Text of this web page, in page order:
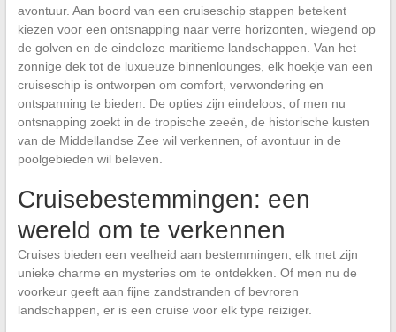
avontuur. Aan boord van een cruiseschip stappen betekent
kiezen voor een ontsnapping naar verre horizonten, wiegend op
de golven en de eindeloze maritieme landschappen. Van het
zonnige dek tot de luxueuze binnenlounges, elk hoekje van een
cruiseschip is ontworpen om comfort, verwondering en
ontspanning te bieden. De opties zijn eindeloos, of men nu
ontsnapping zoekt in de tropische zeeën, de historische kusten
van de Middellandse Zee wil verkennen, of avontuur in de
poolgebieden wil beleven.
Cruisebestemmingen: een
wereld om te verkennen
Cruises bieden een veelheid aan bestemmingen, elk met zijn
unieke charme en mysteries om te ontdekken. Of men nu de
voorkeur geeft aan fijne zandstranden of bevroren
landschappen, er is een cruise voor elk type reiziger.